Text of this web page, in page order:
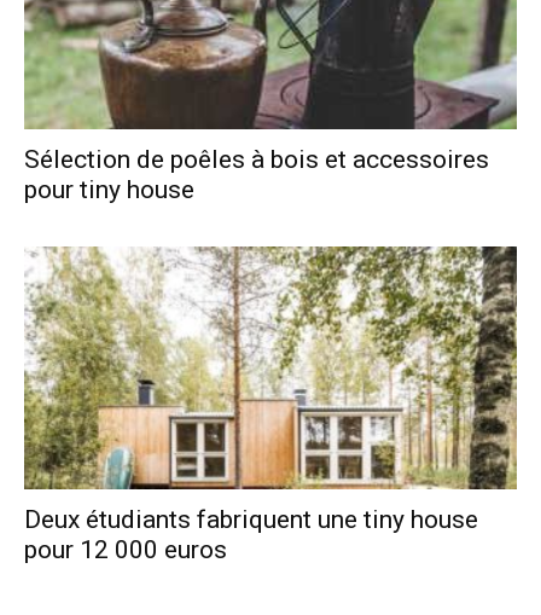
Sélection de poêles à bois et accessoires
pour tiny house
Deux étudiants fabriquent une tiny house
pour 12 000 euros